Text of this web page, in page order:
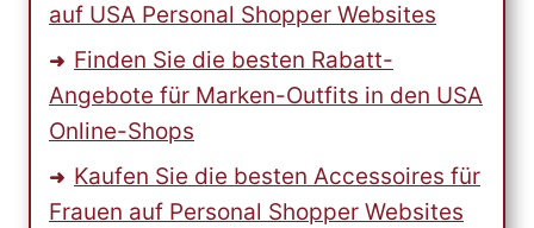
auf USA Personal Shopper Websites
Finden Sie die besten Rabatt-
Angebote für Marken-Outfits in den USA
Online-Shops
Kaufen Sie die besten Accessoires für
Frauen auf Personal Shopper Websites